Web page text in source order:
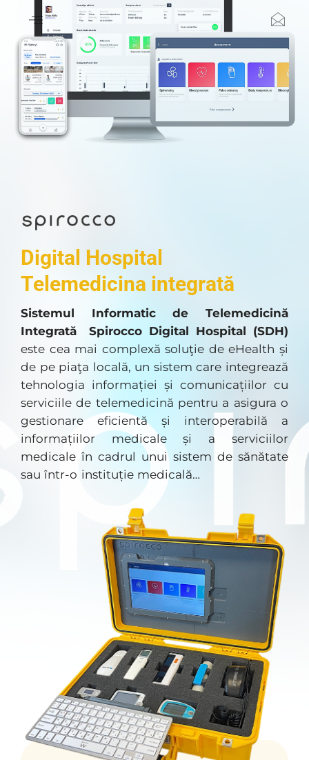
Digital Hospital
Telemedicina integrată
Sistemul Informatic de Telemedicină
Integrată
Spirocco Digital Hospital (SDH)
este cea mai complexă soluţie de eHealth și
de pe piaţa locală, un sistem care integrează
tehnologia informației și comunicațiilor cu
serviciile de telemedicină pentru a asigura o
gestionare eficientă și interoperabilă a
informațiilor medicale și a serviciilor
medicale în cadrul unui sistem de sănătate
sau într-o instituție medicală…